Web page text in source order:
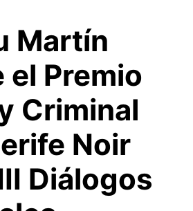
Martín
el Premio
Criminal
Noir
Diálogos